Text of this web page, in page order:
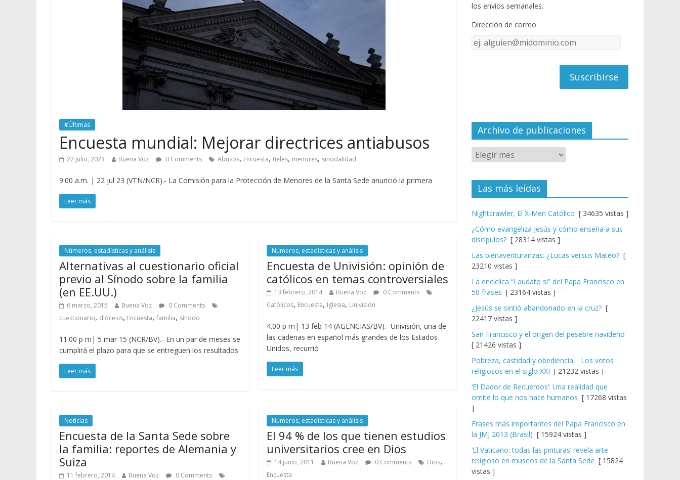
#Últimas
Encuesta mundial: Mejorar directrices antiabusos
22 julio, 2023 Buena Voz 0 Comments Abusos, Encuesta, fieles, menores, sinodalidad
9:00 a.m. | 22 jul 23 (VTN/NCR).- La Comisión para la Protección de Menores de la Santa Sede anunció la primera
Leer más
Números, estadísticas y análisis
Alternativas al cuestionario oficial
previo al Sínodo sobre la familia
(en EE.UU.)
6 marzo, 2015 Buena Voz
0 Comments
cuestionario, diócesis, Encuesta, familia, sínodo
11.00 p m| 5 mar 15 (NCR/BV).- En un par de meses se
cumplirá el plazo para que se entreguen los resultados
Leer más
Números, estadísticas y análisis
Encuesta de Univisión: opinión de
católicos en temas controversiales
13 febrero, 2014 Buena Voz
0 Comments
Católicos, Encuesta, Iglesia, Univisión
4.00 p m| 13 feb 14 (AGENCIAS/BV).- Univisión, una de
las cadenas en español más grandes de los Estados
Unidos, recurrió
Leer más
Noticias
Encuesta de la Santa Sede sobre
la familia: reportes de Alemania y
Suiza
11 febrero, 2014 Buena Voz
0 Comments
Números, estadísticas y análisis
El 94 % de los que tienen estudios
universitarios cree en Dios
14 junio, 2011 Buena Voz 0 Comments Dios,
Encuesta
o
k e
C
el
los envíos semanales.
Dirección de correo
Dirección
Archivo de publicaciones
Las más leídas
Nightcrawler, El X-Men Católico [ 34635 vistas ]
¿Cómo evangeliza Jesús y cómo enseña a sus
discípulos? [ 28314 vistas ]
Las bienaventuranzas: ¿Lucas versus Mateo? [
23210 vistas ]
La encíclica “Laudato si” del Papa Francisco en
50 frases [ 23164 vistas ]
¿Jesús se sintió abandonado en la cruz? [
22417 vistas ]
San Francisco y el origen del pesebre navideño
[ 21426 vistas ]
Pobreza, castidad y obediencia… Los votos
religiosos en el siglo XXI [ 21232 vistas ]
‘El Dador de Recuerdos’: Una realidad que
omite lo que nos hace humanos [ 17268 vistas
]
Frases más importantes del Papa Francisco en
la JMJ 2013 (Brasil) [ 15924 vistas ]
‘El Vaticano: todas las pinturas’ revela arte
religioso en museos de la Santa Sede [ 15824
vistas ]